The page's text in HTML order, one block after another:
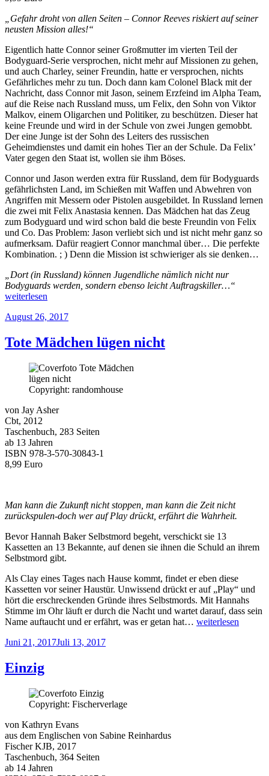
„Gefahr droht von allen Seiten – Connor Reeves riskiert auf seiner
neusten Mission alles!“
Eigentlich hatte Connor seiner Großmutter im vierten Teil der
Bodyguard-Serie versprochen, nicht mehr auf Missionen zu gehen,
und auch Charley, seiner Freundin, hatte er versprochen, nichts
Gefährliches mehr zu tun. Doch dann kam Colonel Black mit der
Nachricht, dass Connor mit Jason, seinem Erzfeind im Alpha Team,
auf die Reise nach Russland muss, um Felix, den Sohn von Viktor
Malkov, einem Oligarchen und Politiker, zu beschützen. Dieser hat
keine Freunde und wird in der Schule von zwei Jungen gemobbt.
Der eine Junge ist der Sohn des Leiters des russischen
Geheimdienstes und damit ein hohes Tier an der Schule. Da Felix’
Vater gegen den Staat ist, wollen sie ihm Böses.
Connor und Jason werden extra für Russland, dem für Bodyguards
gefährlichsten Land, im Schießen mit Waffen und Abwehren von
Angriffen mit Messern oder Pistolen ausgebildet. In Russland lernen
die zwei mit Felix Anastasia kennen. Das Mädchen hat das Zeug
zum Bodyguard und wird schon bald die beste Freundin von Felix
und Co. Das Problem: Jason verliebt sich und ist nicht mehr ganz so
aufmerksam. Dafür reagiert Connor manchmal über… Die perfekte
Kombination. ; ) Denn die Mission ist schwieriger als sie denken…
„Dort (in Russland) können Jugendliche nämlich nicht nur
Bodyguards werden, sondern ebenso leicht Auftragskiller…“
weiterlesen
Veröffentlicht
August 26, 2017
Tote Mädchen lügen nicht
Copyright: randomhouse
von Jay Asher
Cbt, 2012
Taschenbuch, 283 Seiten
ab 13 Jahren
ISBN 978-3-570-30843-1
8,99 Euro
Man kann die Zukunft nicht stoppen, man kann die Zeit nicht
zurückspulen-doch wer auf Play drückt, erfährt die Wahrheit.
Bevor Hannah Baker Selbstmord begeht, verschickt sie 13
Kassetten an 13 Bekannte, auf denen sie ihnen die Schuld an ihrem
Selbstmord gibt.
Als Clay eines Tages nach Hause kommt, findet er eben diese
Kassetten vor seiner Haustür. Unwissend drückt er auf „Play“ und
hört die erschreckenden Gründe ihres Selbstmords. Mit Hannahs
Stimme im Ohr läuft er durch die Nacht und wartet darauf, dass sein
Name auftaucht und er erfährt, was er getan hat… „Tote
weiterlesen
Veröffentlicht
Juni 21, 2017Juli 13, 2017
Einzig
Copyright: Fischerverlage
von Kathryn Evans
aus dem Englischen von Sabine Reinhardus
Fischer KJB, 2017
Taschenbuch, 364 Seiten
ab 14 Jahren